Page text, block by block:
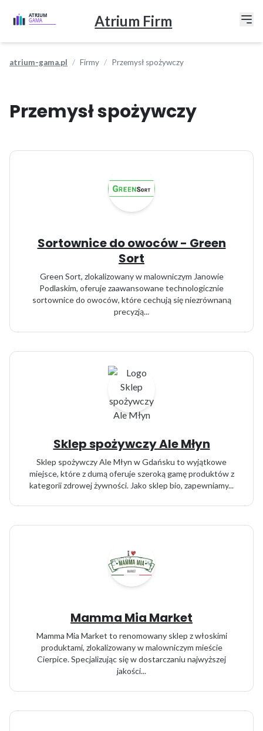
Atrium Firm
atrium-gama.pl Firmy Przemysł spożywczy
Przemysł spożywczy
Sortownice do owoców - Green
Sort
Green Sort, zlokalizowany w malowniczym Janowie
Podlaskim, oferuje zaawansowane technologicznie
sortownice do owoców, które cechują się niezrównaną
precyzją...
Sklep spożywczy Ale Młyn
Sklep spożywczy Ale Młyn w Gdańsku to wyjątkowe
miejsce, które z dumą oferuje szeroką gamę produktów z
kategorii zdrowej żywności. Jako sklep bio, zapewniamy...
Mamma Mia Market
Mamma Mia Market to renomowany sklep z włoskimi
produktami, zlokalizowany w malowniczym mieście
Cierpice. Specjalizując się w dostarczaniu najwyższej
jakości...